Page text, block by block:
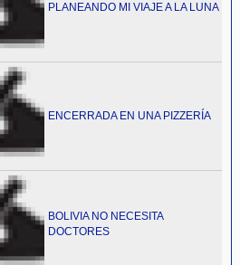
PLANEANDO MI VIAJE A LA LUNA
ENCERRADA EN UNA PIZZERÍA
BOLIVIA NO NECESITA
DOCTORES